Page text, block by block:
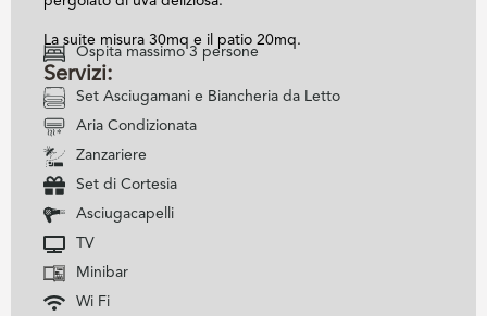
La suite misura 30mq e il patio 20mq.
Ospita massimo 3 persone
Servizi:
Set Asciugamani e Biancheria da Letto
Aria Condizionata
Zanzariere
Set di Cortesia
Asciugacapelli
TV
Minibar
Wi Fi